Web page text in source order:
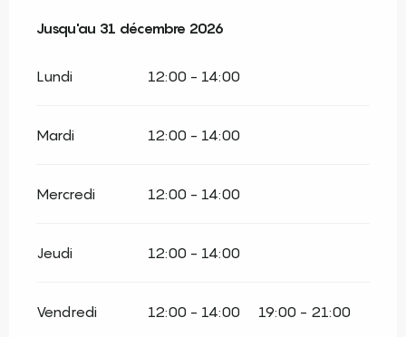
Du5 janvier 2026au31 décembre 2026
Jusqu'au 31 décembre 2026
Lundi 12:00 - 14:00
Mardi 12:00 - 14:00
Mercredi 12:00 - 14:00
Jeudi 12:00 - 14:00
Vendredi 12:00 - 14:00 19:00 - 21:00